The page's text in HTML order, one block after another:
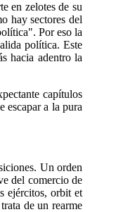
en zelotes de su
hay sectores del
Por eso la
política. Este
hacia adentro la
capítulos
escapar a la pura
Un orden
del comercio de
ejércitos, orbit et
de un rearme